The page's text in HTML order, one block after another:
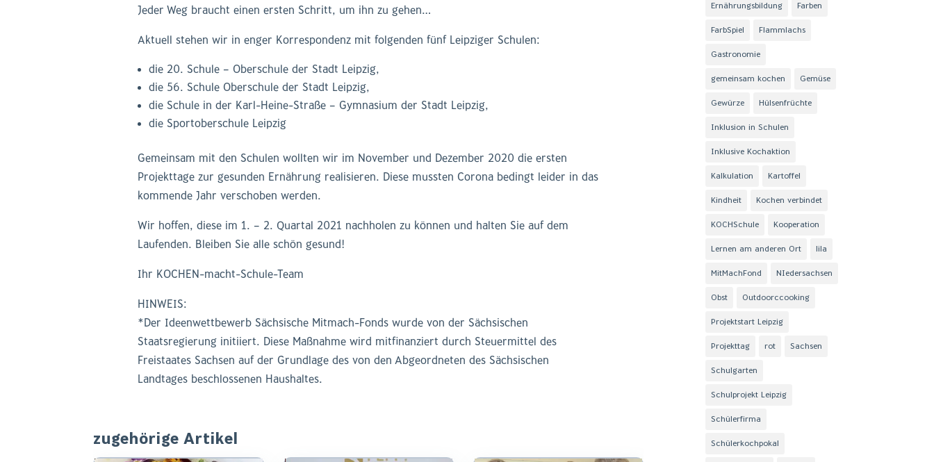
Jeder Weg braucht einen ersten Schritt, um ihn zu gehen…
Aktuell stehen wir in enger Korrespondenz mit folgenden fünf Leipziger Schulen:
die 20. Schule – Oberschule der Stadt Leipzig,
die 56. Schule Oberschule der Stadt Leipzig,
die Schule in der Karl-Heine-Straße – Gymnasium der Stadt Leipzig,
die Sportoberschule Leipzig
Gemeinsam mit den Schulen wollten wir im November und Dezember 2020 die ersten
Projekttage zur gesunden Ernährung realisieren. Diese mussten Corona bedingt leider in das
kommende Jahr verschoben werden.
Wir hoffen, diese im 1. – 2. Quartal 2021 nachholen zu können und halten Sie auf dem
Laufenden. Bleiben Sie alle schön gesund!
Ihr KOCHEN-macht-Schule-Team
HINWEIS:
*Der Ideenwettbewerb Sächsische Mitmach-Fonds wurde von der Sächsischen
Staatsregierung initiiert. Diese Maßnahme wird mitfinanziert durch Steuermittel des
Freistaates Sachsen auf der Grundlage des von den Abgeordneten des Sächsischen
Landtages beschlossenen Haushaltes.
zugehörige Artikel
Ernährungsbildung Farben
FarbSpiel Flammlachs
Gastronomie
gemeinsam kochen Gemüse
Gewürze Hülsenfrüchte
Inklusion in Schulen
Inklusive Kochaktion
Kalkulation Kartoffel
Kindheit Kochen verbindet
KOCHSchule Kooperation
Lernen am anderen Ort lila
MitMachFond NIedersachsen
Obst Outdoorccooking
Projektstart Leipzig
Projekttag rot Sachsen
Schulgarten
Schulprojekt Leipzig
Schülerfirma
Schülerkochpokal